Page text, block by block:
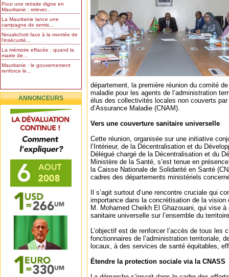
Pour une retraite digne en
Mauritanie : relever...
La Mauritanie lance une
campagne de semis...
Nouakchott face à la montée de
l’insécurité...
La mémoire effacée : quand la
mairie de...
Mauritanie : le gouvernement
renforce le...
ANNONCEURS
département, la première réunion du comité
maladie pour les agents de l’administration
élus des collectivités locales non couverts
d’Assurance Maladie (CNAM).
Vers une couverture sanitaire universelle
Cette réunion, organisée sur une initiative
l’Intérieur, de la Décentralisation et du
Délégué chargé de la Décentralisation et du
Ministère de la Santé, s’est tenue en
la Caisse Nationale de Solidarité en Santé
cadres des départements ministériels
Il s’agit surtout d’une rencontre cruciale qui
importance dans la concrétisation de la vision
M. Mohamed Cheikh El Ghazouani, qui vise
sanitaire universelle sur l’ensemble du
L’objectif est de renforcer l’accès de tous les
fonctionnaires de l’administration territoriale,
locaux, à des services de santé équitables,
Étendre la protection sociale via la CNASS